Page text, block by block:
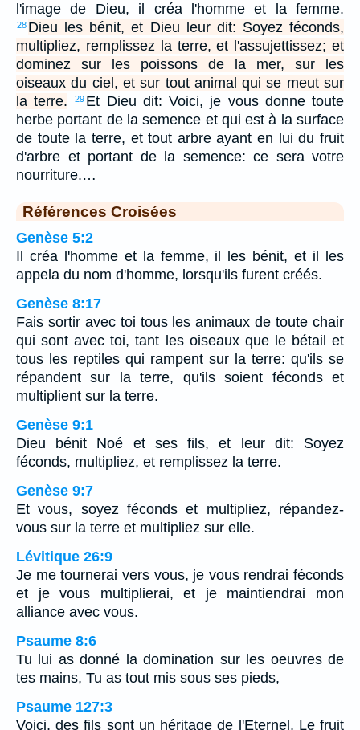
l'image de Dieu, il créa l'homme et la femme.
28 Dieu les bénit, et Dieu leur dit: Soyez féconds,
multipliez, remplissez la terre, et l'assujettissez; et
dominez sur les poissons de la mer, sur les
oiseaux du ciel, et sur tout animal qui se meut sur
la terre.
29 Et Dieu dit: Voici, je vous donne toute
herbe portant de la semence et qui est à la surface
de toute la terre, et tout arbre ayant en lui du fruit
d'arbre et portant de la semence: ce sera votre
nourriture.…
Références Croisées
Genèse 5:2
Il créa l'homme et la femme, il les bénit, et il les
appela du nom d'homme, lorsqu'ils furent créés.
Genèse 8:17
Fais sortir avec toi tous les animaux de toute chair
qui sont avec toi, tant les oiseaux que le bétail et
tous les reptiles qui rampent sur la terre: qu'ils se
répandent sur la terre, qu'ils soient féconds et
multiplient sur la terre.
Genèse 9:1
Dieu bénit Noé et ses fils, et leur dit: Soyez
féconds, multipliez, et remplissez la terre.
Genèse 9:7
Et vous, soyez féconds et multipliez, répandez-
vous sur la terre et multipliez sur elle.
Lévitique 26:9
Je me tournerai vers vous, je vous rendrai féconds
et je vous multiplierai, et je maintiendrai mon
alliance avec vous.
Psaume 8:6
Tu lui as donné la domination sur les oeuvres de
tes mains, Tu as tout mis sous ses pieds,
Psaume 127:3
Voici, des fils sont un héritage de l'Eternel, Le fruit